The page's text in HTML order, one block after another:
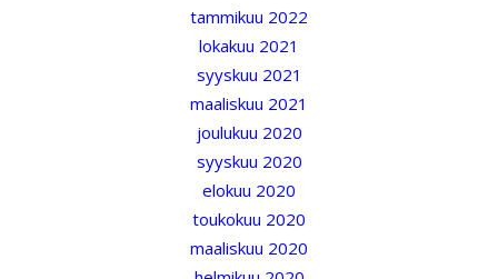
tammikuu 2022
lokakuu 2021
syyskuu 2021
maaliskuu 2021
joulukuu 2020
syyskuu 2020
elokuu 2020
toukokuu 2020
maaliskuu 2020